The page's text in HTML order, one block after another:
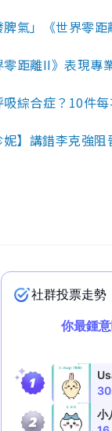
脾氣」《世界零
距離II》表現專
綜合症？10件
妮】講錯李克強